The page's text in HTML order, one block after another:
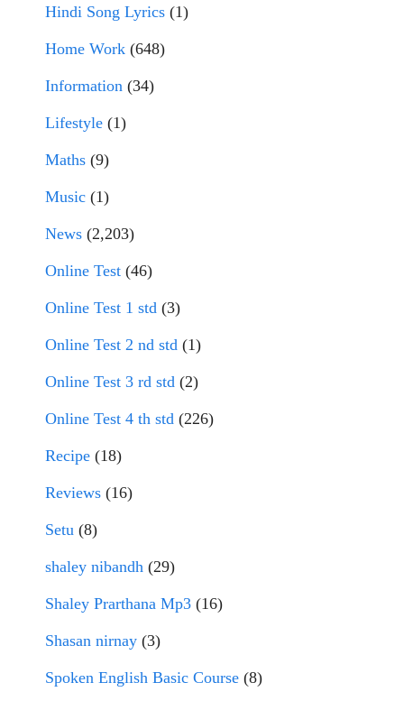
Hindi Song Lyrics (1)
Home Work (648)
Information (34)
Lifestyle (1)
Maths (9)
Music (1)
News (2,203)
Online Test (46)
Online Test 1 std (3)
Online Test 2 nd std (1)
Online Test 3 rd std (2)
Online Test 4 th std (226)
Recipe (18)
Reviews (16)
Setu (8)
shaley nibandh (29)
Shaley Prarthana Mp3 (16)
Shasan nirnay (3)
Spoken English Basic Course (8)